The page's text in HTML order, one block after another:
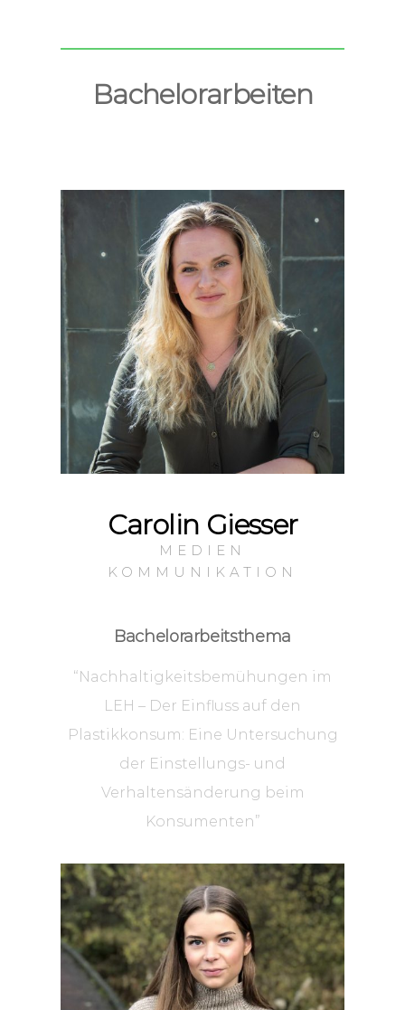
Bachelorarbeiten
Carolin Giesser
MEDIEN
KOMMUNIKATION
Bachelorarbeitsthema
“Nachhaltigkeitsbemühungen im
LEH – Der Einfluss auf den
Plastikkonsum: Eine Untersuchung
der Einstellungs- und
Verhaltensänderung beim
Konsumenten”